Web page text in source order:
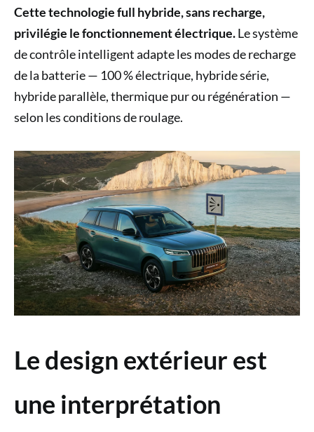
Cette technologie full hybride, sans recharge,
privilégie le fonctionnement électrique.Le système
de contrôle intelligent adapte les modes de recharge
de la batterie — 100 % électrique, hybride série,
hybride parallèle, thermique pur ou régénération —
selon les conditions de roulage.
Le design extérieur est
une interprétation